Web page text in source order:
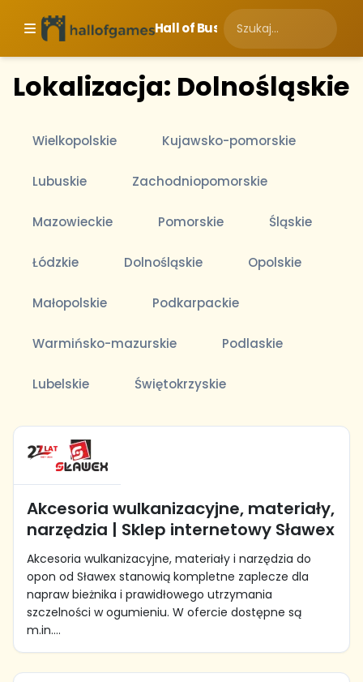
Hall of Business
Lokalizacja: Dolnośląskie
Wielkopolskie Kujawsko-pomorskie
Lubuskie Zachodniopomorskie
Mazowieckie Pomorskie Śląskie
Łódzkie Dolnośląskie Opolskie
Małopolskie Podkarpackie
Warmińsko-mazurskie Podlaskie
Lubelskie Świętokrzyskie
Akcesoria wulkanizacyjne, materiały,
narzędzia | Sklep internetowy Sławex
Akcesoria wulkanizacyjne, materiały i narzędzia do
opon od Sławex stanowią kompletne zaplecze dla
napraw bieżnika i prawidłowego utrzymania
szczelności w ogumieniu. W ofercie dostępne są
m.in....